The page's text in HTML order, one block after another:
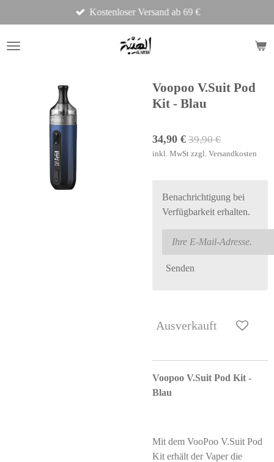
Hauptinhalt
springen
Kostenloser Versand ab 69 €
Voopoo V.Suit Pod
Kit - Blau
34,90 € 39,90 €
inkl. MwSt zzgl. Versandkosten
Benachrichtigung bei
Verfügbarkeit erhalten.
Senden
Ausverkauft
Voopoo V.Suit Pod Kit -
Blau
Mit dem VooPoo V.Suit Pod
Kit erhält der Vaper die